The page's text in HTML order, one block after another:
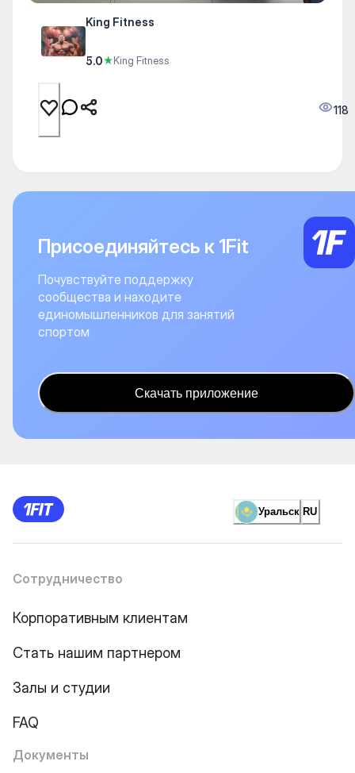
King Fitness
5.0★King Fitness
118
Присоединяйтесь к 1Fit
Почувствуйте поддержку
сообщества и находите
единомышленников для занятий
спортом
Скачать приложение
Уральск RU
Сотрудничество
Корпоративным клиентам
Стать нашим партнером
Залы и студии
FAQ
Документы